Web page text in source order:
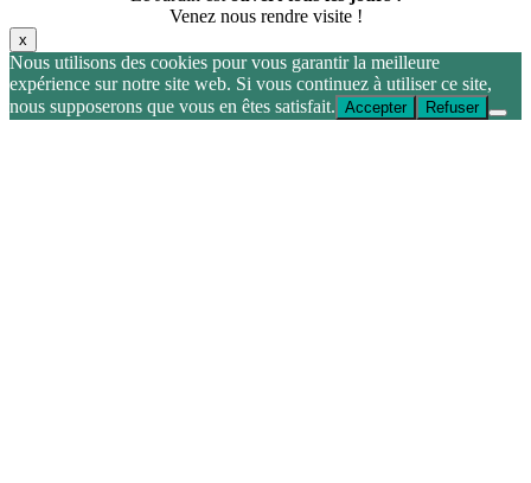
Venez nous rendre visite !
x
Nous utilisons des cookies pour vous garantir la meilleure
expérience sur notre site web. Si vous continuez à utiliser ce site,
nous supposerons que vous en êtes satisfait. Accepter Refuser